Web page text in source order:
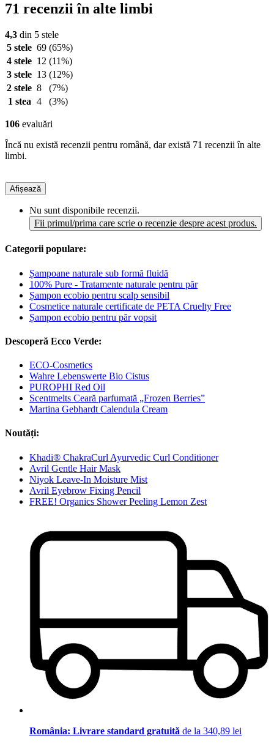
71 recenzii în alte limbi
4,3 din 5 stele
5 stele 69 (65%)
4 stele 12 (11%)
3 stele 13 (12%)
2 stele 8
(7%)
1 stea 4 (3%)
106 evaluări
Încă nu există recenzii pentru română, dar există 71 recenzii în alte
limbi.
Afișează
Nu sunt disponibile recenzii.
Fii primul/prima care scrie o recenzie despre acest produs.
Categorii populare:
Șampoane naturale sub formă fluidă
100% Pure - Tratamente naturale pentru păr
Șampon ecobio pentru scalp sensibil
Cosmetice naturale certificate de PETA Cruelty Free
Șampon ecobio pentru păr vopsit
Descoperă Ecco Verde:
ECO-Cosmetics
Wahre Lebenswerte Bio Cistus
PUROPHI Red Oil
Scentmelts Ceară parfumată „Frozen Berries”
Martina Gebhardt Calendula Cream
Noutăți:
Khadi® ChakraCurl Ayurvedic Curl Conditioner
Avril Gentle Hair Mask
Niyok Leave-In Moisture Mist
Avril Eyebrow Fixing Pencil
FREE! Organics Shower Peeling Lemon Zest
România: Livrare standard gratuită de la 340,89 lei